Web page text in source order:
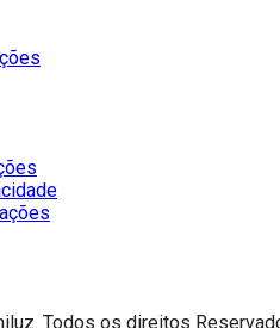
Todos os direitos